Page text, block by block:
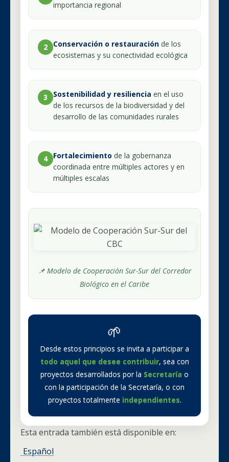
importancia regional
2 Conservación o restauración de los
ecosistemas y su conectividad ecológica
3 Sostenibilidad y resiliencia en el uso
de los recursos de la biodiversidad y del
desarrollo de las comunidades rurales
4 Fortalecimiento de la gobernanza
coordinada entre múltiples actores y en
múltiples escalas
📌 Modelo de Cooperación Sur-Sur del Corredor
Biológico en el Caribe
🌱
Desde estos principios se invita a participar a
todo aquel que desee contribuir, sea con
proyectos desarrollados por la Secretaría o
con la participación de la Secretaría, o con
proyectos totalmente independientes.
Esta entrada también está disponible en:
Español